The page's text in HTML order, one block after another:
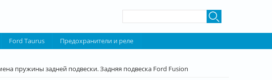
Ford Taurus Предохранители и реле
пружины задней подвески. Задняя подвеска Ford Fusion